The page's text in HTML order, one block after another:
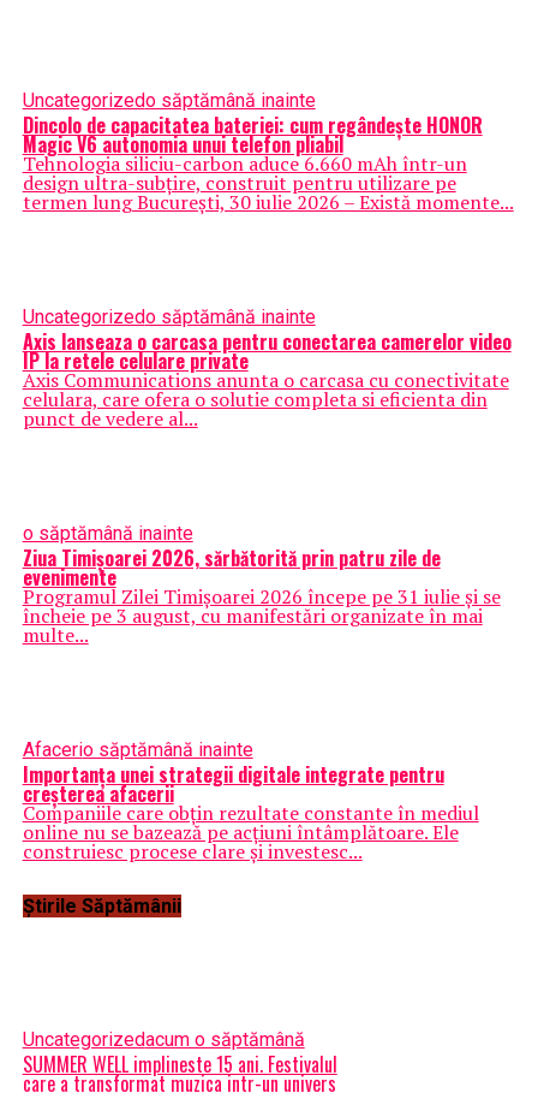
Uncategorizedo săptămână inainte
Dincolo de capacitatea bateriei: cum regândește HONOR
Magic V6 autonomia unui telefon pliabil
Tehnologia siliciu-carbon aduce 6.660 mAh într-un
design ultra-subțire, construit pentru utilizare pe
termen lung București, 30 iulie 2026 – Există momente...
Uncategorizedo săptămână inainte
Axis lanseaza o carcasa pentru conectarea camerelor video
IP la retele celulare private
Axis Communications anunta o carcasa cu conectivitate
celulara, care ofera o solutie completa si eficienta din
punct de vedere al...
o săptămână inainte
Ziua Timișoarei 2026, sărbătorită prin patru zile de
evenimente
Programul Zilei Timișoarei 2026 începe pe 31 iulie și se
încheie pe 3 august, cu manifestări organizate în mai
multe...
Afacerio săptămână inainte
Importanța unei strategii digitale integrate pentru
creșterea afacerii
Companiile care obțin rezultate constante în mediul
online nu se bazează pe acțiuni întâmplătoare. Ele
construiesc procese clare și investesc...
Știrile Săptămânii
Uncategorizedacum o săptămână
SUMMER WELL implineste 15 ani. Festivalul
care a transformat muzica intr-un univers